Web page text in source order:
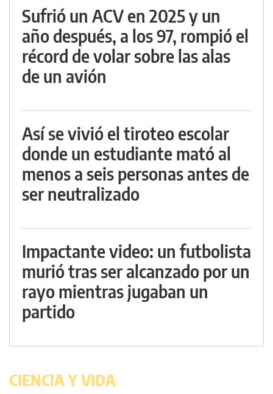
Sufrió un ACV en 2025 y un
año después, a los 97, rompió el
récord de volar sobre las alas
de un avión
Así se vivió el tiroteo escolar
donde un estudiante mató al
menos a seis personas antes de
ser neutralizado
Impactante video: un futbolista
murió tras ser alcanzado por un
rayo mientras jugaban un
partido
CIENCIA Y VIDA